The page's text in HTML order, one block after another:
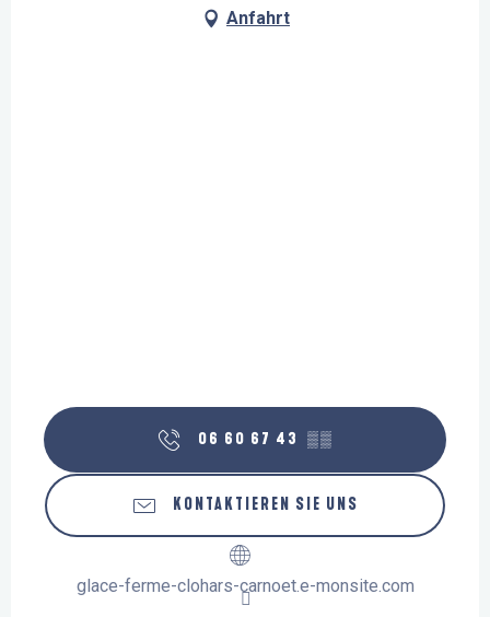
Anfahrt
06 60 67 43 ▒▒
KONTAKTIEREN SIE UNS
glace-ferme-clohars-carnoet.e-monsite.com